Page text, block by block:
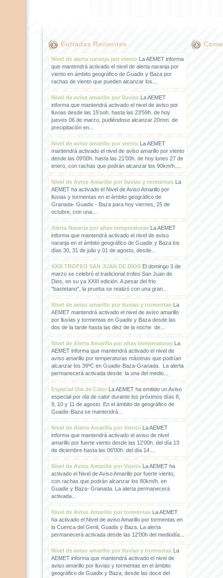
Entradas Recientes
Nivel de alerta naranja por vientoLa AEMET informa
que mantendrá activado el nivel de alerta naranja por
viento en ámbito geográfico de Guadix y Baza por
rachas de viento que pueden alcanzar los...
Nivel de aviso amarillo por lluviasLa AEMET
informa que mantendrá activado el nivel de aviso por
lluvias desde las 15'ooh. hasta las 23'59h. de hoy
jueves 06 de marzo, pudiéndose alcanzar 20mm. de
precipitación en...
Nivel de aviso amarillo por vientoLa AEMET
mantendrá activado el nivel de aviso amarillo por viento
desde las 09'00h. hasta las 21'00h. de hoy lunes 27 de
enero, con rachas que podrán alcanzar los 90km/h....
Nivel de Aviso Amarillo por lluvias y tormentasLa
AEMET ha activado el Nivel de Aviso Amarillo por
lluvias y tormentas en el ámbito geográfico de
Granada- Guadix - Baza para hoy viernes, 25 de
octubre, con una...
Alerta Naranja por altas temperaturasLa AEMET
informa que mantendrá activado el nivel de aviso
naranja en el ámbito geográfico de Guadix y Baza los
días 30, 31 de julio y 01 de agosto, desde...
XXIII TROFEO SAN JUAN DE DIOSEl domingo 3 de
marzo se celebró el tradicional trofeo San Juan de
Dios, en su ya XXIII edición. A pesar del frio
"bastetano", la prueba se realizó con una gran...
Nivel de aviso amarillo por lluvias y tormentasLa
AEMET mantendrá activado el nivel de aviso amarillo
por lluvias y tormentas en Guadix y Baza desde las
dos de la tarde hasta las diez de la noche de...
Nivel de Alerta Amarilla por altas temperaturasLa
AEMET informa que mantendrá activado el nivel de
aviso amarillo por temperaturas máximas que podrían
alcanzar los 39ºC en Guadix-Baza-Granada. La alerta
permanecerá activada desde la una del medio...
Especial Ola de CalorLa AEMET ha emitido un Aviso
especial por ola de calor durante los próximos días 8,
9, 10 y 11 de agosto. En el ámbito de geográfico de
Guadix-Baza se mantendrá...
Nivel de Alerta Amarilla por VientoLa AEMET
informa que mantendrá activado el aviso de nivel
amarillo por fuerte viento desde las 12'00h. del día 13
de diciembre hasta las 06'00h. del día 14....
Nivel de Aviso Amarillo por VientoLa AEMET ha
activado el Nivel de Aviso Amarillo por fuerte viento,
con rachas que podrán alcanzar los 80km/h. en
Guadix y Baza- Granada. La alerta permanecerá
activada...
Nivel de Aviso Amarillo por tormentasLa AEMET
ha activado el Nivel de aviso Amarillo por tormentas en
la Cuenca del Genil, Guadix y Baza. La alerta
permanecerá activada desde las 12'00h del mediodía...
Nivel de aviso amarillo por lluvias y tormentasLa
AEMET informa que mantendrá activado el nivel de
aviso amarillo por lluvias y tormentas en el ámbito
geográfico de Guadix y Baza, desde las doce del